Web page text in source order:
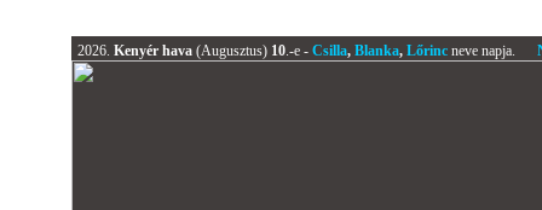
2026. Kenyér hava (Augusztus) 10.-e - Csilla, Blanka, Lőrincneve napja.